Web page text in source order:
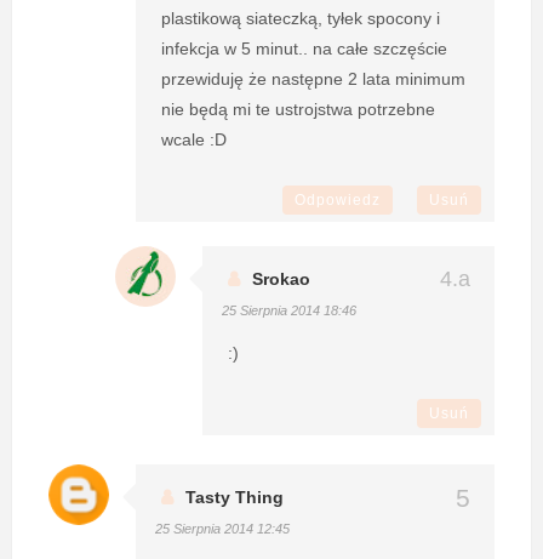
plastikową siateczką, tyłek spocony i
infekcja w 5 minut.. na całe szczęście
przewiduję że następne 2 lata minimum
nie będą mi te ustrojstwa potrzebne
wcale :D
Odpowiedz Usuń
Srokao
25 Sierpnia 2014 18:46
:)
Usuń
Tasty Thing
25 Sierpnia 2014 12:45